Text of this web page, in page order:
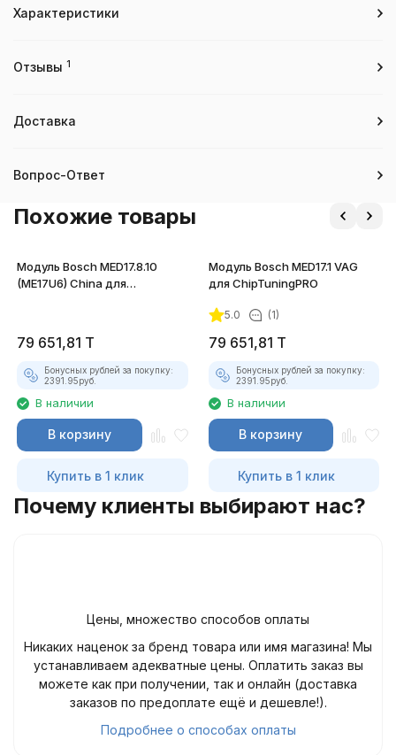
Характеристики
Отзывы 1
Доставка
Вопрос-Ответ
Похожие товары
Модуль Bosch MED17.8.10
(ME17U6) China для
79 651,81 T
Бонусных рублей за покупку:
2391.95руб.
В наличии
В корзину
Купить в 1 клик
Модуль Bosch MED17.1 VAG
для ChipTuningPRO
5.0 (1)
79 651,81 T
Бонусных рублей за покупку:
2391.95руб.
В наличии
В корзину
Купить в 1 клик
Почему клиенты выбирают нас?
Цены, множество способов оплаты
Никаких наценок за бренд товара или имя магазина! Мы
устанавливаем адекватные цены. Оплатить заказ вы
можете как при получении, так и онлайн (доставка
заказов по предоплате ещё и дешевле!).
Подробнее о способах оплаты